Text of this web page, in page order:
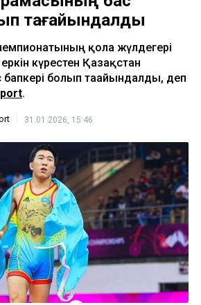
тағайындалды
қола жүлдегері
күрестен Қазақстан
болып тағайындалды, деп
.
31.01.2026, 15:46